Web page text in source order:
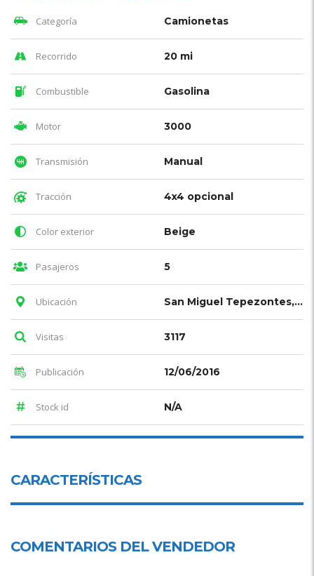
Categoría Camionetas
Recorrido 20 mi
Combustible Gasolina
Motor 3000
Transmisión Manual
Tracción 4x4 opcional
Color exterior Beige
Pasajeros 5
Ubicación San Miguel Tepezontes, La Paz
Visitas 3117
Publicación 12/06/2016
Stock id N/A
CARACTERÍSTICAS
COMENTARIOS DEL VENDEDOR